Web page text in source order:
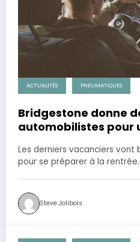
ACTUALITÉS PNEUMATIQUES
Bridgestone donne
automobilistes pour
Les derniers vacanciers
pour se préparer à la rentrée.
Steve Jolibois